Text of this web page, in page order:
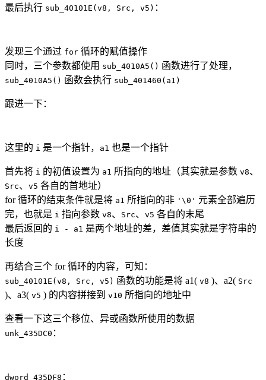
最后执行 sub_40101E(v8, Src, v5) ：
发现三个通过 for 循环的赋值操作
同时，三个参数都使用 sub_4010A5() 函数进行了处理，
sub_4010A5() 函数会执行 sub_401460(a1)
跟进一下：
这里的 i 是一个指针， a1 也是一个指针
首先将 i 的初值设置为 a1 所指向的地址（其实就是参数 v8、
Src、 v5 各自的首地址）
for 循环的结束条件就是将 a1 所指向的非 '\0' 元素全部遍历
完，也就是 i 指向参数 v8、 Src、 v5 各自的末尾
最后返回的 i - a1 是两个地址的差，差值其实就是字符串的
长度
再结合三个 for 循环的内容，可知：
sub_40101E(v8, Src, v5) 函数的功能是将 a1( v8 )、a2( Src
)、a3( v5 ) 的内容拼接到 v10 所指向的地址中
查看一下这三个移位、异或函数所使用的数据
unk_435DC0 ：
dword_435DF8 ：